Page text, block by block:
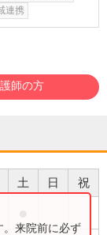
連携
師の方
土 日 祝
。来院前に必ず